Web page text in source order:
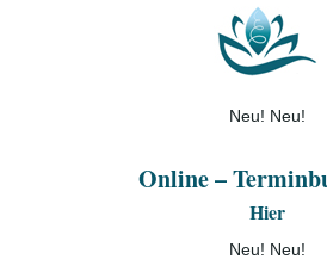
Neu! Neu!
Online –
Hier
Neu! Neu!